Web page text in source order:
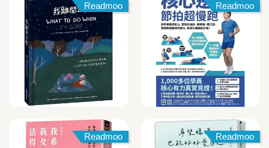
Readmoo Readmoo
Readmoo Readmoo